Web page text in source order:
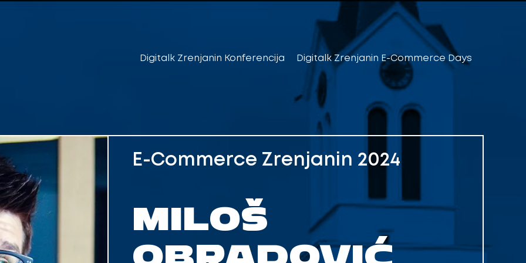
Digitalk Zrenjanin Konferencija Digitalk Zrenjanin E-Commerce Days
E-Commerce Zrenjanin 2024
MILOŠ